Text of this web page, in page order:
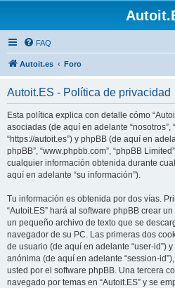
FAQ
Autoit.es Foro
Autoit.ES - Política de privacidad
Esta política explica con detalle cómo
asociadas (de aquí en adelante “nosotros”,
“https://autoit.es”) y phpBB (de aquí en
phpBB”, “www.phpbb.com”, “phpBB
cualquier información obtenida durante
aquí en adelante “su información”).
Tu información es obtenida por dos vías.
“Autoit.ES” hará al software phpBB crear
un pequeño archivo de texto que se
navegador de su PC. Las primeras dos
de usuario (de aquí en adelante “user-id”)
anónima (de aquí en adelante “session-
usted por el software phpBB. Una tercera
navegado por temas en “Autoit.ES” y se